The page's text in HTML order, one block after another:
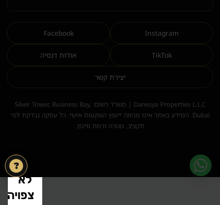
?
Instagram
Facebook
TikTok אודות דנסיה
יצירת קשר
Danesya Properties L.L.C | משרד רשום: Silver Tower, Business Bay,
Dubai. המידע באתר אינו מהווה ייעוץ השקעות אישי; כל עסקה נבדקת לפי
תקציב, מטרה ורמת סיכון.